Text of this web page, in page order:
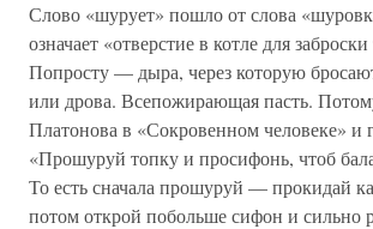
Слово «шурует» пошло от слова
означает «отверстие в котле для
Попросту — дыра, через которую
или дрова. Всепожирающая пасть.
Платонова в «Сокровенном человеке» и
«Прошуруй топку и просифонь, чтоб
То есть сначала прошуруй — прокидай
потом открой побольше сифон и сильно